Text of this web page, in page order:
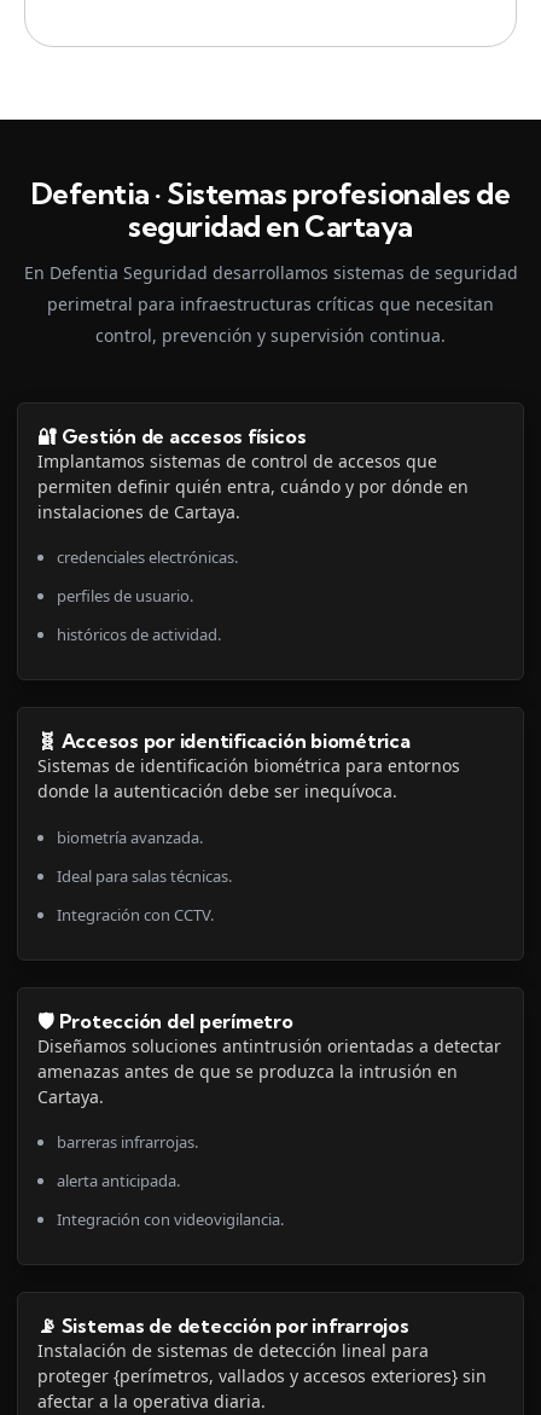
Defentia · Sistemas profesionales de
seguridad en Cartaya
En Defentia Seguridad desarrollamos sistemas de seguridad
perimetral para infraestructuras críticas que necesitan
control, prevención y supervisión continua.
🔐 Gestión de accesos físicos
Implantamos sistemas de control de accesos que
permiten definir quién entra, cuándo y por dónde en
instalaciones de Cartaya.
credenciales electrónicas.
perfiles de usuario.
históricos de actividad.
🧬 Accesos por identificación biométrica
Sistemas de identificación biométrica para entornos
donde la autenticación debe ser inequívoca.
biometría avanzada.
Ideal para salas técnicas.
Integración con CCTV.
🛡️ Protección del perímetro
Diseñamos soluciones antintrusión orientadas a detectar
amenazas antes de que se produzca la intrusión en
Cartaya.
barreras infrarrojas.
alerta anticipada.
Integración con videovigilancia.
📡 Sistemas de detección por infrarrojos
Instalación de sistemas de detección lineal para
proteger {perímetros, vallados y accesos exteriores} sin
afectar a la operativa diaria.